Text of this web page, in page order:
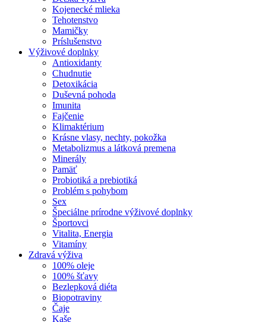
Kojenecké mlieka
Tehotenstvo
Mamičky
Príslušenstvo
Výživové doplnky
Antioxidanty
Chudnutie
Detoxikácia
Duševná pohoda
Imunita
Fajčenie
Klimaktérium
Krásne vlasy, nechty, pokožka
Metabolizmus a látková premena
Minerály
Pamäť
Probiotiká a prebiotiká
Problém s pohybom
Sex
Špeciálne prírodne výživové doplnky
Športovci
Vitalita, Energia
Vitamíny
Zdravá výživa
100% oleje
100% šťavy
Bezlepková diéta
Biopotraviny
Čaje
Kaše